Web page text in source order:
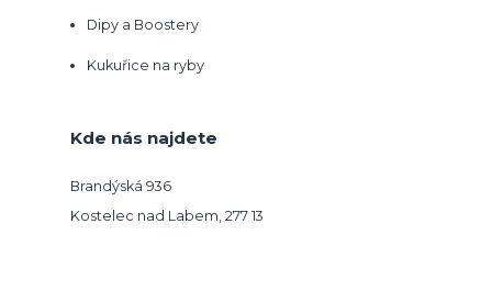
Dipy a Boostery
Kukuřice na ryby
Kde nás najdete
Brandýská 936
Kostelec nad Labem, 277 13